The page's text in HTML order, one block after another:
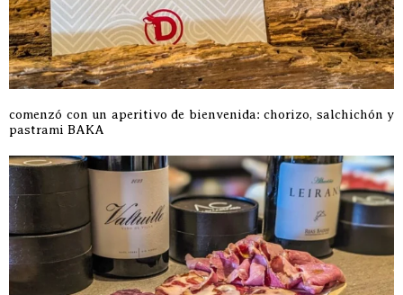
comenzó con un aperitivo de bienvenida: chorizo, salchichón y
pastrami BAKA